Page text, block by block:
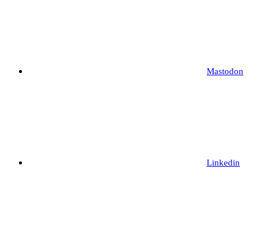
Mastodon
Linkedin